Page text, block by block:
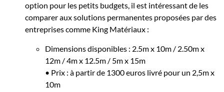
option pour les petits budgets, il est intéressant de les
comparer aux solutions permanentes proposées par des
entreprises comme King Matériaux :
Dimensions disponibles : 2.5m x 10m / 2.50m x
12m / 4m x 12.5m / 5m x 15m
• Prix : à partir de 1300 euros livré pour un 2,5m x
10m